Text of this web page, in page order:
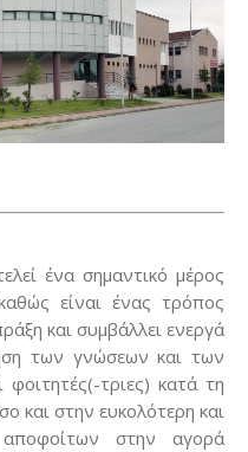
ένα σημαντικό μέρος
είναι ένας τρόπος
και συμβάλλει ενεργά
των γνώσεων και των
τριες) κατά τη
και στην ευκολότερη και
στην αγορά